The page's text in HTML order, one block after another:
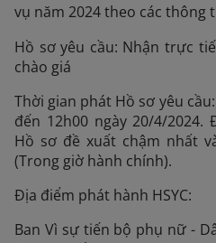
vụ năm 2024 theo các thông
Hồ sơ yêu cầu: Nhận trực
chào giá
Thời gian phát Hồ sơ yêu
đến 12h00 ngày 20/4/
Hồ sơ đề xuất chậm nhất
(Trong giờ hành chính).
Địa điểm phát hành HSYC:
Ban Vì sự tiến bộ phụ nữ -